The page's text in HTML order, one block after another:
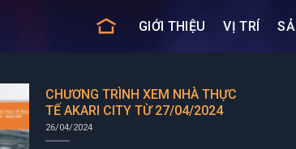
GIỚI THIỆU VỊ TRÍ
CHƯƠNG TRÌNH XEM NHÀ THỰC
TẾ AKARI CITY TỪ 27/04/2024
26/04/2024